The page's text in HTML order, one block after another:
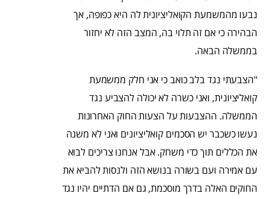
נבעו מהמשמעת הקואליציונית לה היא כפופה, אך
הבהירה כי אם זה תלוי בה, המצב הזה לא יחזור
בממשלה הבאה.
"הצבעתי נגד בלב כואב כי אני חלק ממשמעת
קואליציונית, ואני כשרה לא יכולה להצביע נגד
הממשלה. ההצבעות על הצעות החוק האחרונות
נעשו כשכבר יש הסכמים קואליציונים ואני לא משנה
את הכללים תוך כדי משחק. אבל אנחנו צריכים לבוא
עם אמירה ועם בשורה בנושא הזה ולנסות להביא את
החוקים האלה בדרך מוסכמת, גם אם הדתיים יהיו נגד